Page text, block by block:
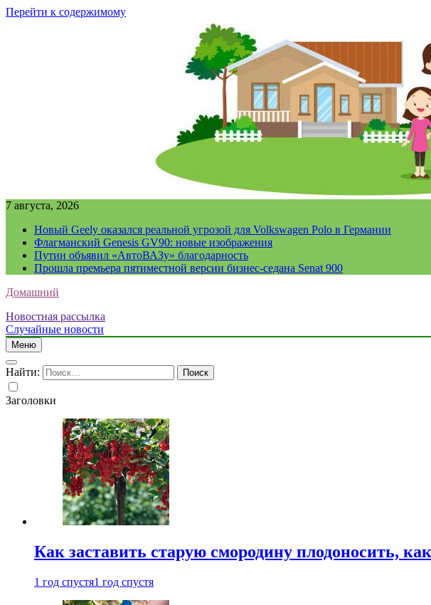
Перейти к содержимому
7 августа, 2026
Новый Geely оказался реальной угрозой для Volkswagen Polo в Германии
Флагманский Genesis GV90: новые изображения
Путин объявил «АвтоВАЗу» благодарность
Прошла премьера пятиместной версии бизнес-седана Senat 900
Домашний
Новостная рассылка
Случайные новости
Меню
Найти:
Заголовки
Как заставить старую смородину плодоносить,
1 год спустя1 год спустя